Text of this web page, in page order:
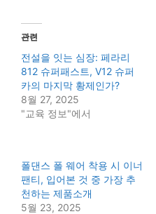
관련
전설을 잇는 심장: 페라리
812 슈퍼패스트, V12 슈퍼
카의 마지막 황제인가?
8월 27, 2025
"교육 정보"에서
폴댄스 폴 웨어 착용 시 이너
팬티, 입어본 것 중 가장 추
천하는 제품소개
5월 23, 2025